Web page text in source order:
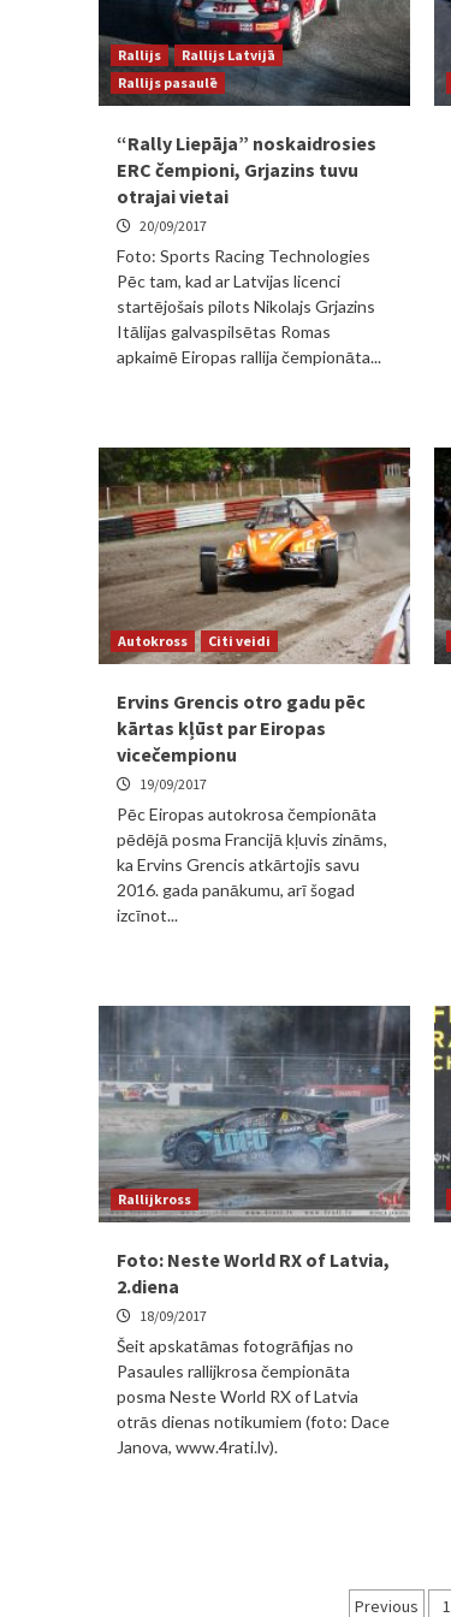
Rallijs
Rallijs Latvijā
Rallijs pasaulē
“Rally Liepāja” noskaidrosies
ERC čempioni, Grjazins tuvu
otrajai vietai
20/09/2017
Foto: Sports Racing Technologies
Pēc tam, kad ar Latvijas licenci
startējošais pilots Nikolajs Grjazins
Itālijas galvaspilsētas Romas
apkaimē Eiropas rallija čempionāta...
Autokross Citi veidi
Ervins Grencis otro gadu pēc
kārtas kļūst par Eiropas
vicečempionu
19/09/2017
Pēc Eiropas autokrosa čempionāta
pēdējā posma Francijā kļuvis zināms,
ka Ervins Grencis atkārtojis savu
2016. gada panākumu, arī šogad
izcīnot...
Rallijkross
Foto: Neste World RX of Latvia,
2.diena
18/09/2017
Šeit apskatāmas fotogrāfijas no
Pasaules rallijkrosa čempionāta
posma Neste World RX of Latvia
otrās dienas notikumiem (foto: Dace
Janova, www.4rati.lv).
Ziņu
Previous 1